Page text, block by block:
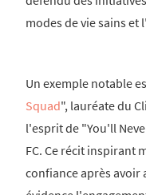
modes de vie sains
Un exemple notable
Squad", lauréate du
l'esprit de "You'll
FC. Ce récit inspirant
confiance après avoir